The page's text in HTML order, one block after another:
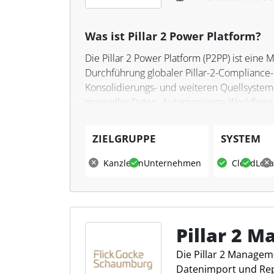
Was ist Pillar 2 Power Platform?
Die Pillar 2 Power Platform (P2PP) ist
Durchführung globaler Pillar-2-
Konsolidierungs- und weiteren
manueller Daten. Automatisierte
Was kann die Pillar 2 Power
Die Pillar 2 Power Platform (P2PP) bietet
bestehende Vorsysteme angepasst
konsistente globale Prozesse unterstützt
Die Lösung führt standardisierte
ZIELGRUPPE
KanzleienUnternehmen
SYSTEM
Cloud
Pillar 2
Die Pillar 2
Datenimport und